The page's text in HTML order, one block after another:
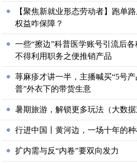
【聚焦新就业形态劳动者】跑单
权益咋保障？
一些“擦边”科普医学账号引流后
不得利用职务之便推销产品
荨麻疹才讲一半，主播喊买“5号
普”外衣下的带货生意
暑期旅游，解锁更多玩法（大数据
行进中国丨黄河边，一场十年的种
扩内需与反“内卷”要双向发力